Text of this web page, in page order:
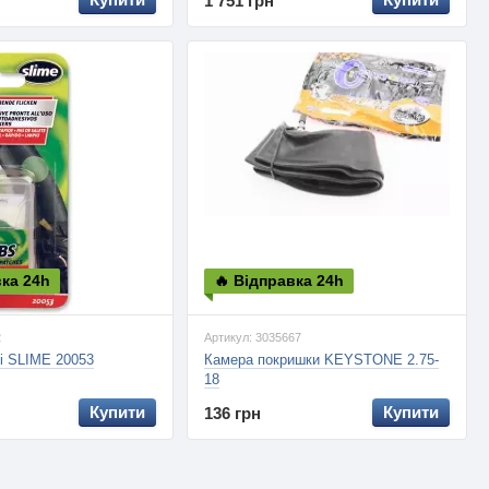
24h
SLIME 20053
Купити
🔥 Відправка 24h
Артикул: 3035667
Камера покришки KEYSTONE 2.75-
18
136 грн Купити